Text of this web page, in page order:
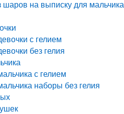
шаров на выписку для мальчика
с гелием
без гелия
с гелием
наборы без гелия